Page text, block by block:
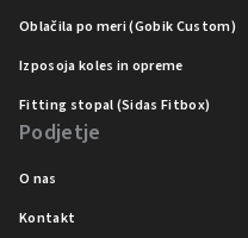
Oblačila po meri (Gobik Custom)
Izposoja koles in opreme
Fitting stopal (Sidas Fitbox)
Podjetje
O nas
Kontakt